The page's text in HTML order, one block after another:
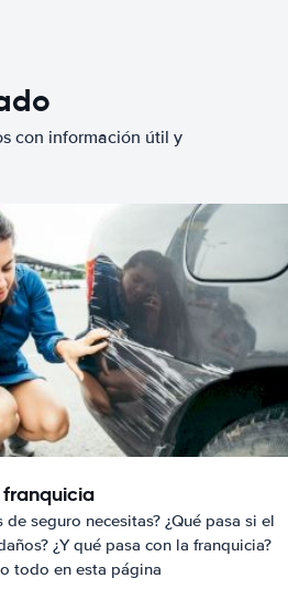
con información útil y
franquicia
de seguro necesitas? ¿Qué pasa si el
¿Y qué pasa con la franquicia?
todo en esta página